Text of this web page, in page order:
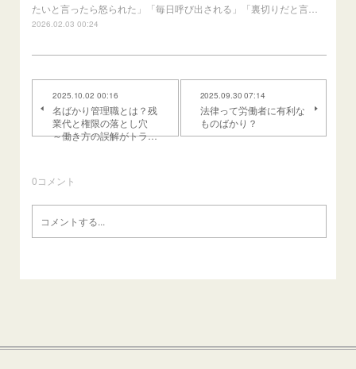
たいと言ったら怒られた」「毎日呼び出される」「裏切りだと言…
2026.02.03 00:24
2025.10.02 00:16
名ばかり管理職とは？残
業代と権限の落とし穴
～働き方の誤解がトラ…
2025.09.30 07:14
法律って労働者に有利な
ものばかり？
0コメント